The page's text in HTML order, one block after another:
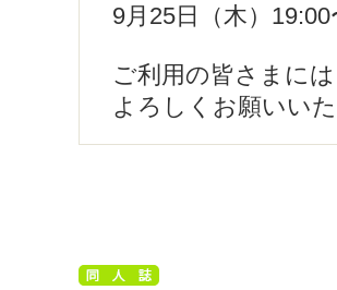
9月25日（木）19:00
ご利用の皆さまに
よろしくお願いい